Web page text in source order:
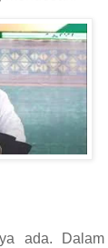
ada. Dalam